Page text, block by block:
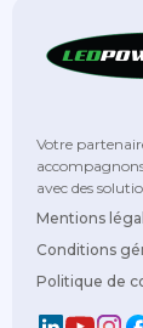
Votre
avec des
Mentions
Conditions
Politique de